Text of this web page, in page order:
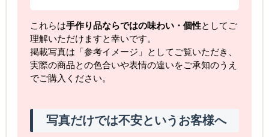
これらは手作り品ならではの味わい・個性としてご
理解いただけますと幸いです。
掲載写真は「参考イメージ」としてご覧いただき、
実際の商品との色合いや表情の違いをご承知のうえ
でご購入ください。
写真だけでは不安というお客様へ